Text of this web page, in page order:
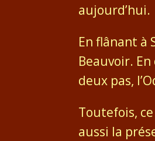
aujourd’hui.
En flânant à
Beauvoir.
deux pas,
Toutefois,
aussi la